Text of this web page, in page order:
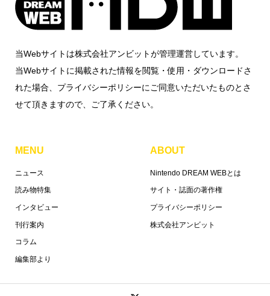
当Webサイトは株式会社アンビットが管理運営しています。
当Webサイトに掲載された情報を閲覧・使用・ダウンロードさ
れた場合、プライバシーポリシーにご同意いただいたものとさ
せて頂きますので、ご了承ください。
MENU
ニュース
読み物特集
インタビュー
刊行案内
コラム
編集部より
ABOUT
Nintendo DREAM WEBとは
サイト・誌面の著作権
プライバシーポリシー
株式会社アンビット